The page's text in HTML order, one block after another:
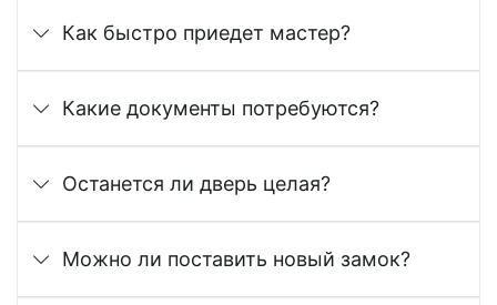
Как быстро приедет мастер?
Какие документы потребуются?
Останется ли дверь целая?
Можно ли поставить новый замок?